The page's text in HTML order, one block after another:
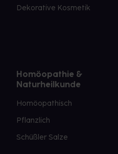
Dekorative Kosmetik
Homöopathie &
Naturheilkunde
Homöopathisch
Pflanzlich
Schüßler Salze